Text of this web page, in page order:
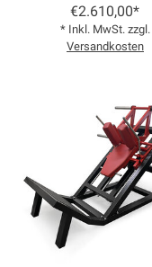
€2.610,00*
* Inkl. MwSt. zzgl.
Versandkosten